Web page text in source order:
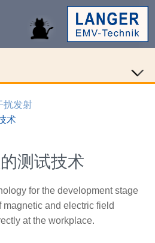
扰发射
术
测试技术
for the development stage
and electric field
at the workplace.